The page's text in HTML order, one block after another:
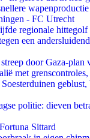
- FC Utrecht
regionale hittegolf
een
door Gaza-plan
met
politie: dieven
Sittard